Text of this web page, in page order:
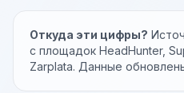
Откуда эти цифры?
с площадок HeadHunter,
Zarplata. Данные